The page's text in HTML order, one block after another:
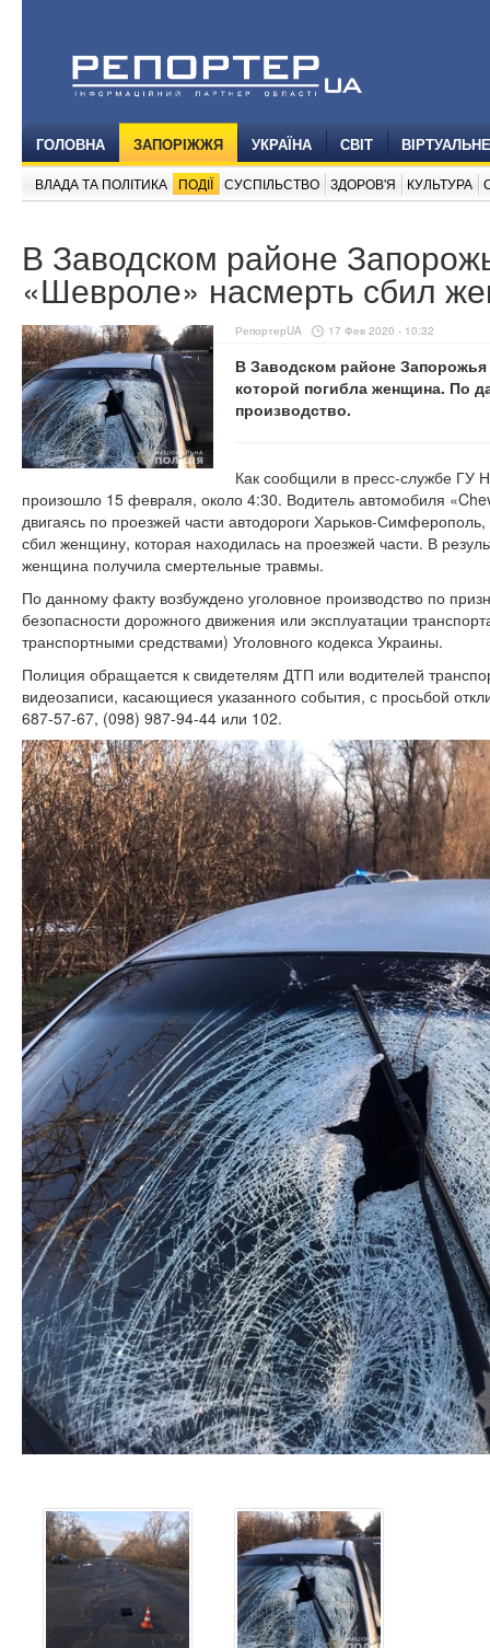
ГОЛОВНА ЗАПОРІЖЖЯ УКРАЇНА СВІТ
ВЛАДА ТА ПОЛІТИКА ПОДІЇ СУСПІЛЬСТВО ЗДОРОВ'Я КУЛЬТУРА
В Заводском районе
«Шевроле» насмерть сбил
РепортерUA 17 Фев 2020 - 10:32
В Заводском районе
которой погибла женщина. По
производство.
Как сообщили в пресс-службе ГУ
произошло 15 февраля, около 4:30. Водитель автомобиля
двигаясь по проезжей части автодороги Харьков-
сбил женщину, которая находилась на проезжей части. В
женщина получила смертельные травмы.
По данному факту возбуждено уголовное производство по
безопасности дорожного движения или эксплуатации
транспортными средствами) Уголовного кодекса Украины.
Полиция обращается к свидетелям ДТП или водителей
видеозаписи, касающиеся указанного события, с просьбой
687-57-67, (098) 987-94-44 или 102.